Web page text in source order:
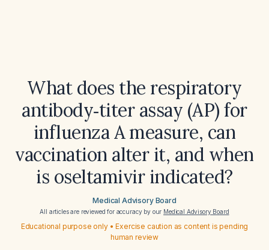
What does the respiratory
antibody‑titer assay (AP) for
influenza A measure, can
vaccination alter it, and when
is oseltamivir indicated?
Medical Advisory Board
All articles are reviewed for accuracy by our Medical Advisory Board
Educational purpose only • Exercise caution as content is pending
human review